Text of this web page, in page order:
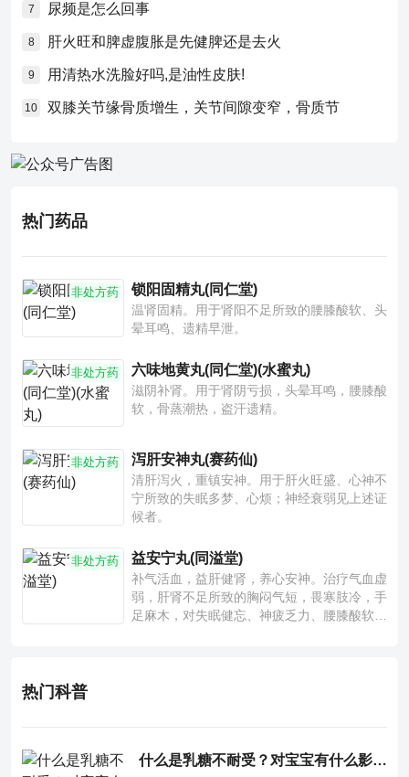
7 尿频是怎么回事
8 肝火旺和脾虚腹胀是先健脾还是去火
9 用清热水洗脸好吗,是油性皮肤!
10 双膝关节缘骨质增生，关节间隙变窄，骨质节
热门药品
非处方药 锁阳固精丸(同仁堂)
温肾固精。用于肾阳不足所致的腰膝酸软、头
晕耳鸣、遗精早泄。
非处方药 六味地黄丸(同仁堂)(水蜜丸)
滋阴补肾。用于肾阴亏损，头晕耳鸣，腰膝酸
软，骨蒸潮热，盗汗遗精。
非处方药 泻肝安神丸(赛药仙)
清肝泻火，重镇安神。用于肝火旺盛、心神不
宁所致的失眠多梦、心烦；神经衰弱见上述证
候者。
非处方药 益安宁丸(同溢堂)
补气活血，益肝健肾，养心安神。治疗气血虚
弱，肝肾不足所致的胸闷气短，畏寒肢冷，手
足麻木，对失眠健忘、神疲乏力、腰膝酸软也
热门科普
什么是乳糖不耐受？对宝宝有什么影响？